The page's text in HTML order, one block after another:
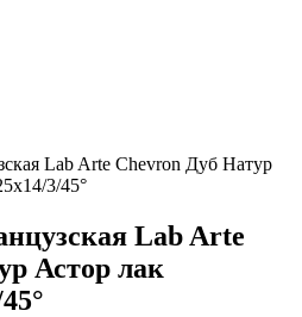
Lab Arte Chevron Дуб Натур
3/45°
Lab Arte
Астор лак